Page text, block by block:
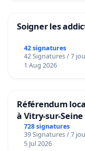
Soigner les
42 signatures
42 Signatures / 7
1 Aug 2026
Référendum
à Vitry-sur-Seine
728 signatures
39 Signatures / 7
5 Jul 2026